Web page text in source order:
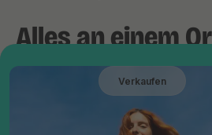
Alles an einem
Verkaufen